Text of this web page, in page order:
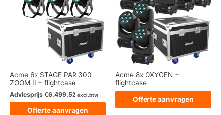
Acme 6x STAGE PAR 300
ZOOM II + flightcase
Adviesprijs €6.499,52 excl.btw
Offerte aanvragen
Acme 8x OXYGEN +
flightcase
Offerte aanvragen